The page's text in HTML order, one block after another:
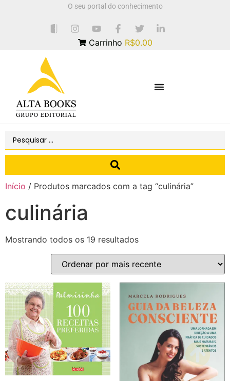
O seu portal do conhecimento
Carrinho R$0.00
Início / Produtos marcados com a tag “culinária”
culinária
Mostrando todos os 19 resultados